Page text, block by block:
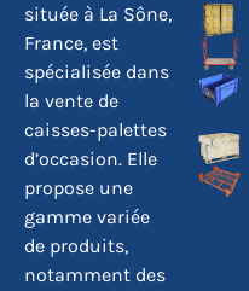
située à La Sône,
France, est
spécialisée dans
la vente de
caisses-palettes
d’occasion. Elle
propose une
gamme variée
de produits,
notamment des